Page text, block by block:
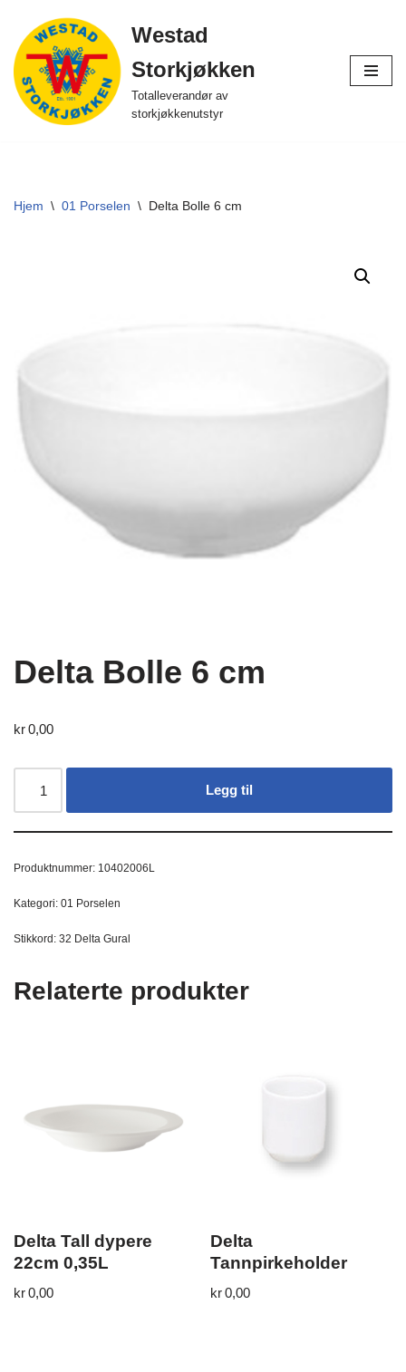
Hopp
til
innholdet
Westad
Storkjøkken
Totalleverandør av
storkjøkkenutstyr
Hjem \ 01 Porselen \ Delta Bolle 6 cm
Delta Bolle 6 cm
kr0,00
Legg til
Produktnummer: 10402006L
Kategori: 01 Porselen
Stikkord: 32 Delta Gural
Relaterte produkter
Delta Tall dypere
22cm 0,35L
kr0,00
Delta
Tannpirkeholder
kr0,00